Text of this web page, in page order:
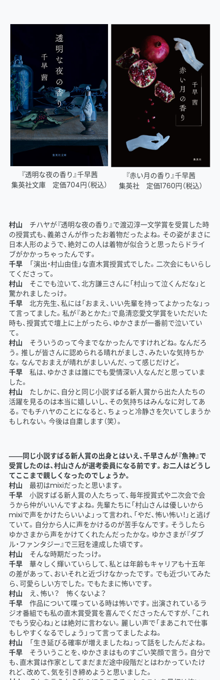
『透明な夜の香り』千早茜
集英社文庫 定価704円（税込）
『赤い月の香り』千早茜
集英社 定価1760円（税込）
村山 チハヤが『透明な夜の香り』で渡辺淳一文学賞を受賞した時
の授賞式も、義弟さんが作ったお着物だったよね。その姿がまさに
日本人形のようで、絶対この人は着物が似合うと思ったらドライ
ブがかかっちゃったんです。
千早「演出・村山由佳」な直木賞授賞式でした。二次会にもいらし
てくださって。
村山 そこでも泣いて、北方謙三さんに「村山って泣くんだな」と
驚かれましたっけ。
千早北方先生、私には「おまえ、いい先輩を持ってよかったな」っ
て言ってました。私が『あとかた』で島清恋愛文学賞をいただいた
時も、授賞式で壇上に上がったら、ゆかさまが一番前で泣いてい
て。
村山 そういうのって今までなかったんですけれどね。なんだろ
う。推しが皆さんに認められる晴れがましさ、みたいな気持ちか
な。なんでおまえが晴れがましいんだ、って感じだけど。
千早私は、ゆかさまは誰にでも愛情深い人なんだと思っていま
した。
村山 たしかに、自分と同じ小説すばる新人賞から出た人たちの
活躍を見るのは本当に嬉しいし、その気持ちはみんなに対してあ
る。でもチハヤのことになると、ちょっと冷静さを欠いてしまうか
もしれない。今後は自粛します（笑）。
――同じ小説すばる新人賞の出身とはいえ、千早さんが『魚神』で
受賞したのは、村山さんが選考委員になる前です。お二人はどうし
てここまで親しくなったのでしょうか。
村山 最初はmixiだったと思います。
千早小説すばる新人賞の人たちって、毎年授賞式や二次会で会
うから仲がいいんですよね。先輩たちに「村山さんは優しいから
mixiで声をかけたらいいよ」って言われ、「やだ、怖い怖い！」と逃げ
ていて。自分から人に声をかけるのが苦手なんです。そうしたら
ゆかさまから声をかけてくれたんだったかな。ゆかさまが『ダブ
ル・ファンタジー』で三冠を達成した頃です。
村山 そんな時期だったっけ。
千早華々しく輝いていらして、私とは年齢もキャリアも十五年
の差があって、おいそれと近づけなかったです。でも近づいてみた
ら、可愛らしい方でした。でもたまに怖いです。
村山 え、怖い？ 怖くないよ？
千早作品について喋っている時は怖いです。出演されているラ
ジオ番組でも私の直木賞受賞を喜んでくださったんですが、「これ
でもう安心ね」とは絶対に言わない。麗しい声で「まあこれで仕事
もしやすくなるでしょう」って言ってましたよね。
村山 「生き延びる確率が増えましたね」って話をしたんだよね。
千早そういうことを、ゆかさまはものすごい笑顔で言う。自分で
も、直木賞は作家としてまだまだ途中段階だとはわかっていたけ
れど、改めて、気を引き締めようと思いました。